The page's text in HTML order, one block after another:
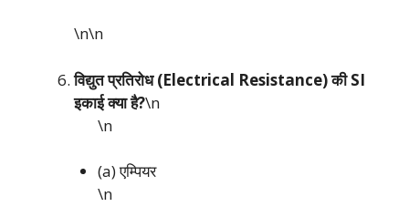
\n\n
विद्युत प्रतिरोध (Electrical Resistance) की SI
इकाई क्या है?\n
\n
(a) एम्पियर
\n